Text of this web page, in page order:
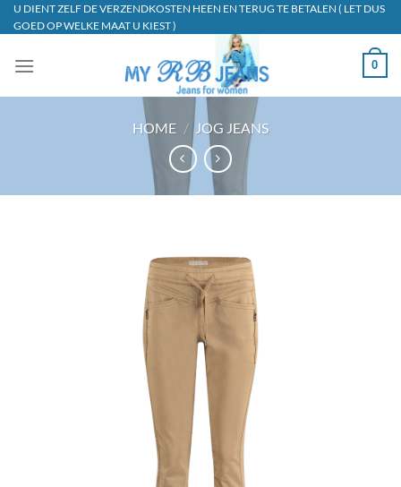
Ga
naar
U DIENT ZELF DE VERZENDKOSTEN HEEN EN TERUG TE BETALEN ( LET DUS
GOED OP WELKE MAAT U KIEST )
0
HOME / JOG JEANS